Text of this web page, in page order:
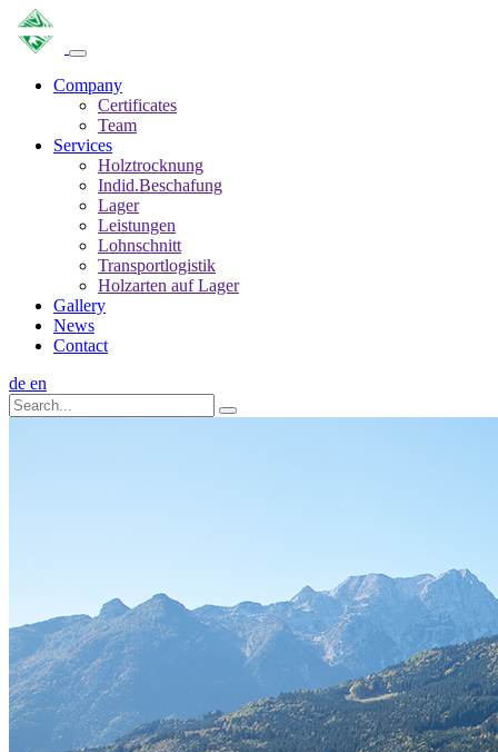
Company
Certificates
Team
Services
Holztrocknung
Indid.Beschafung
Lager
Leistungen
Lohnschnitt
Transportlogistik
Holzarten auf Lager
Gallery
News
Contact
de en